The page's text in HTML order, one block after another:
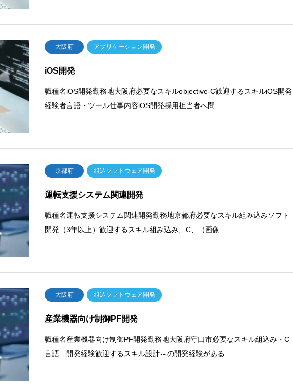
大阪府 アプリケーション開発
iOS開発
職種名iOS開発勤務地大阪府必要なスキルobjective-C歓迎するスキルiOS開発
経験者言語・ツール仕事内容iOS開発採用担当者へ問…
京都府 組込ソフトウェア開発
運転支援システム関連開発
職種名運転支援システム関連開発勤務地京都府必要なスキル組み込みソフト
開発（3年以上）歓迎するスキル組み込み、C、（画像…
大阪府 組込ソフトウェア開発
産業機器向け制御PF開発
職種名産業機器向け制御PF開発勤務地大阪府守口市必要なスキル組込み・C
言語 開発経験歓迎するスキル設計～の開発経験がある…